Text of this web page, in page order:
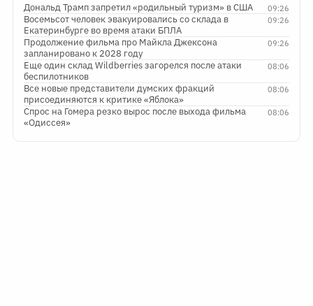
09:26
Дональд Трамп запретил «родильный туризм» в США
09:26
Восемьсот человек эвакуировались со склада в
Екатеринбурге во время атаки БПЛА
09:26
Продолжение фильма про Майкла Джексона
запланировано к 2028 году
08:06
Еще один склад Wildberries загорелся после атаки
беспилотников
08:06
Все новые представители думских фракций
присоединяются к критике «Яблока»
08:06
Спрос на Гомера резко вырос после выхода фильма
«Одиссея»